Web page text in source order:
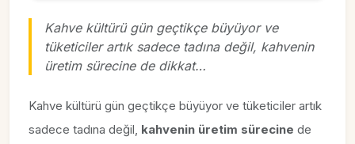
Kahve kültürü gün geçtikçe büyüyor ve
tüketiciler artık sadece tadına değil, kahvenin
üretim sürecine de dikkat…
Kahve kültürü gün geçtikçe büyüyor ve tüketiciler artık
sadece tadına değil, kahvenin üretim sürecine de